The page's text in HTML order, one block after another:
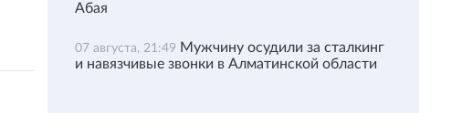
Абая
07 августа, 21:49 Мужчину осудили за сталкинг
и навязчивые звонки в Алматинской области